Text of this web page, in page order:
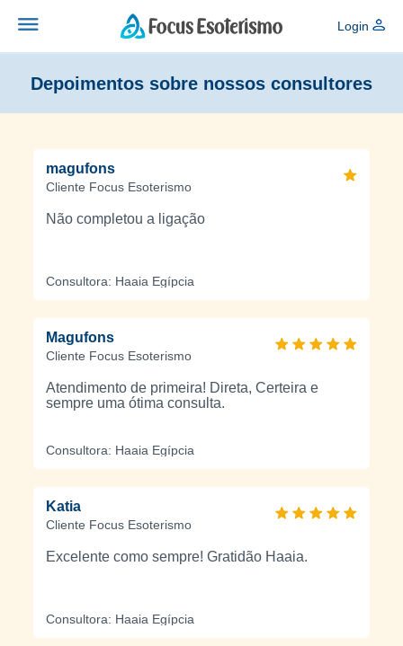
Login
Depoimentos sobre nossos consultores
magufons
Cliente Focus Esoterismo
Não completou a ligação
Consultora: Haaia Egípcia
Magufons
Cliente Focus Esoterismo
Atendimento de primeira! Direta, Certeira e
sempre uma ótima consulta.
Consultora: Haaia Egípcia
Katia
Cliente Focus Esoterismo
Excelente como sempre! Gratidão Haaia.
Consultora: Haaia Egípcia